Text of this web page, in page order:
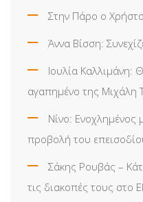
Στην Πάρο ο
Άννα Βίσση:
Ιουλία Καλλιμάνη:
αγαπημένο της Μιχάλη
Νίνο: Ενοχλημένος
προβολή του
Σάκης Ρουβάς –
τις διακοπές τους στο